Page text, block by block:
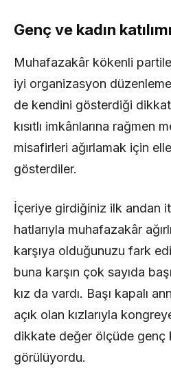
Genç ve kadın
Muhafazakâr kökenli
iyi organizasyon
de kendini gösterdiği
kısıtlı imkânlarına rağmen
misafirleri ağırlamak için
gösterdiler.
İçeriye girdiğiniz ilk andan
hatlarıyla muhafazakâr
karşıya olduğunuzu fark
buna karşın çok sayıda
kız da vardı. Başı kapalı
açık olan kızlarıyla
dikkate değer ölçüde genç
görülüyordu.